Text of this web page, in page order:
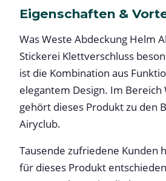
Eigenschaften &
Was Weste Abdeckung Helm
Stickerei Klettverschluss
ist die Kombination aus
elegantem Design. Im
gehört dieses Produkt zu den
Airyclub.
Tausende zufriedene Kunden
für dieses Produkt